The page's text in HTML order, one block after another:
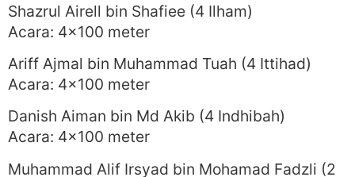
Shazrul Airell bin Shafiee (4 Ilham)
Acara: 4×100 meter
Ariff Ajmal bin Muhammad Tuah (4 Ittihad)
Acara: 4×100 meter
Danish Aiman bin Md Akib (4 Indhibah)
Acara: 4×100 meter
Muhammad Alif Irsyad bin Mohamad Fadzli (2